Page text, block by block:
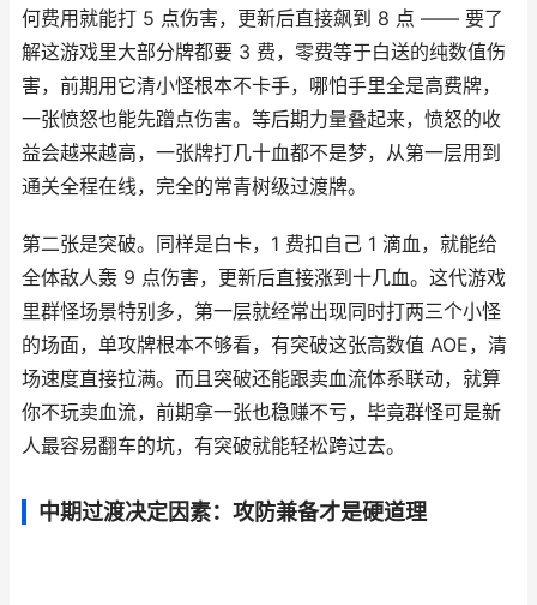
何费用就能打 5 点伤害，更新后直接飙到 8 点 —— 要了
解这游戏里大部分牌都要 3 费，零费等于白送的纯数值伤
害，前期用它清小怪根本不卡手，哪怕手里全是高费牌，
一张愤怒也能先蹭点伤害。等后期力量叠起来，愤怒的收
益会越来越高，一张牌打几十血都不是梦，从第一层用到
通关全程在线，完全的常青树级过渡牌。
第二张是突破。同样是白卡，1 费扣自己 1 滴血，就能给
全体敌人轰 9 点伤害，更新后直接涨到十几血。这代游戏
里群怪场景特别多，第一层就经常出现同时打两三个小怪
的场面，单攻牌根本不够看，有突破这张高数值 AOE，清
场速度直接拉满。而且突破还能跟卖血流体系联动，就算
你不玩卖血流，前期拿一张也稳赚不亏，毕竟群怪可是新
人最容易翻车的坑，有突破就能轻松跨过去。
中期过渡决定因素：攻防兼备才是硬道理